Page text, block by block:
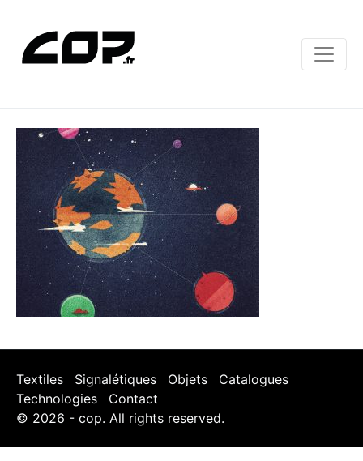
Textiles Signalétiques Objets
Catalogues
Technologies
Contact
© 2026 - cop. All rights reserved.